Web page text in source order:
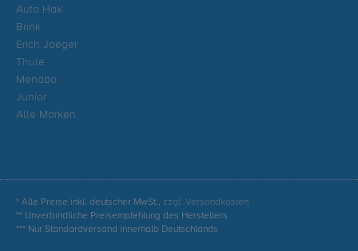
Auto Hak
Brink
Erich Jaeger
Thule
Menabo
Junior
Alle Marken
* Alle Preise inkl. deutscher MwSt., zzgl. Versandkosten
** Unverbindliche Preisempfehlung des Herstellers
*** Nur Standardversand innerhalb Deutschlands